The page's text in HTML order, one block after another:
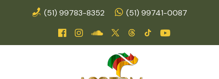
(51) 99783-8352 (51) 99741-0087